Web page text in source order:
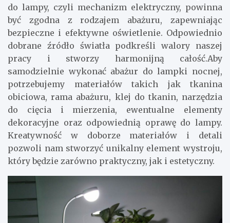
do lampy, czyli mechanizm elektryczny, powinna
być zgodna z rodzajem abażuru, zapewniając
bezpieczne i efektywne oświetlenie. Odpowiednio
dobrane źródło światła podkreśli walory naszej
pracy i stworzy harmonijną całość.Aby
samodzielnie wykonać abażur do lampki nocnej,
potrzebujemy materiałów takich jak tkanina
obiciowa, rama abażuru, klej do tkanin, narzędzia
do cięcia i mierzenia, ewentualne elementy
dekoracyjne oraz odpowiednią oprawę do lampy.
Kreatywność w doborze materiałów i detali
pozwoli nam stworzyć unikalny element wystroju,
który będzie zarówno praktyczny, jak i estetyczny.